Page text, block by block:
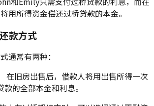
用所得资金偿还过桥贷款的本金。
款方式
通常有两种：
在旧房出售后，借款人将用出售所得一次
的全部本金和利息。